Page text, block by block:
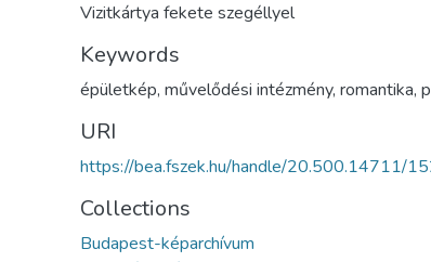
Vizitkártya fekete szegéllyel
Keywords
épületkép, művelődési intézmény, romantika,
URI
https://bea.fszek.hu/handle/20.500.14711/
Collections
Budapest-képarchívum